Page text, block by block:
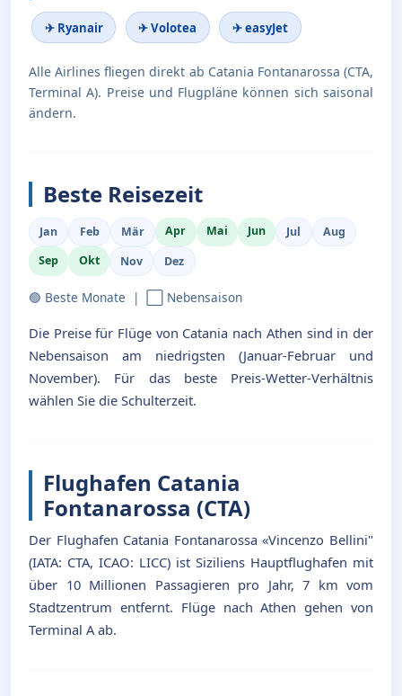
✈ Ryanair ✈ Volotea ✈ easyJet
Alle Airlines fliegen direkt ab Catania Fontanarossa (CTA,
Terminal A). Preise und Flugpläne können sich saisonal
ändern.
Beste Reisezeit
Jan Feb Mär Apr Mai Jun Jul
Aug
Sep
Okt Nov Dez
🟢 Beste Monate | ⬜ Nebensaison
Die Preise für Flüge von Catania nach Athen sind in der
Nebensaison am niedrigsten (Januar-Februar und
November). Für das beste Preis-Wetter-Verhältnis
wählen Sie die Schulterzeit.
Flughafen Catania
Fontanarossa (CTA)
Der Flughafen Catania Fontanarossa «Vincenzo Bellini"
(IATA: CTA, ICAO: LICC) ist Siziliens Hauptflughafen mit
über 10 Millionen Passagieren pro Jahr, 7 km vom
Stadtzentrum entfernt. Flüge nach Athen gehen von
Terminal A ab.